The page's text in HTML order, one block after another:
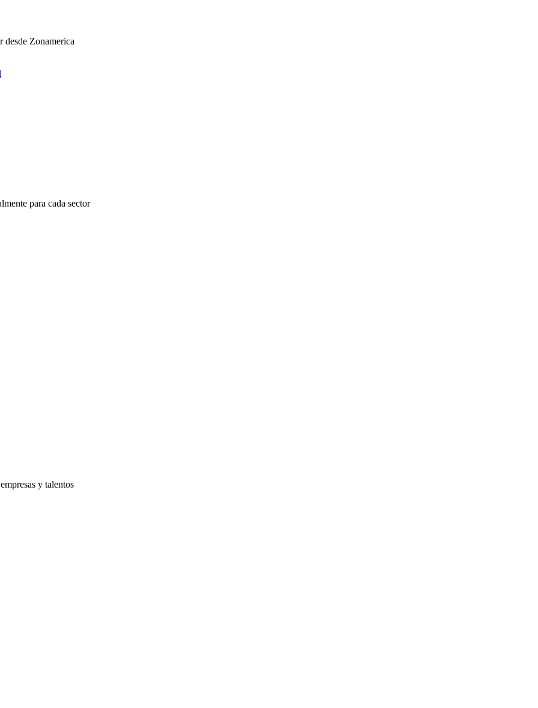
desde Zonamerica
para cada sector
y talentos